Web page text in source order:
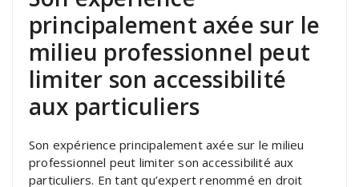
principalement axée sur le
milieu professionnel peut
limiter son accessibilité
aux particuliers
Son expérience principalement axée sur le milieu
professionnel peut limiter son accessibilité aux
particuliers. En tant qu’expert renommé en droit